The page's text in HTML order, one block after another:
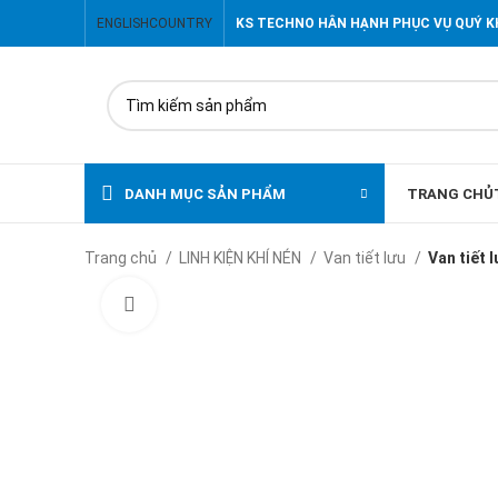
ENGLISH COUNTRY KS TECHNO HÂN HẠNH PHỤC VỤ QUÝ
DANH MỤC SẢN PHẨM TRANG CHỦ
Trang chủ LINH KIỆN KHÍ NÉN Van tiết lưu Van tiết